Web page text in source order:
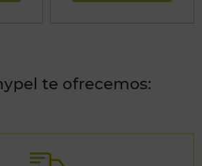
te ofrecemos: